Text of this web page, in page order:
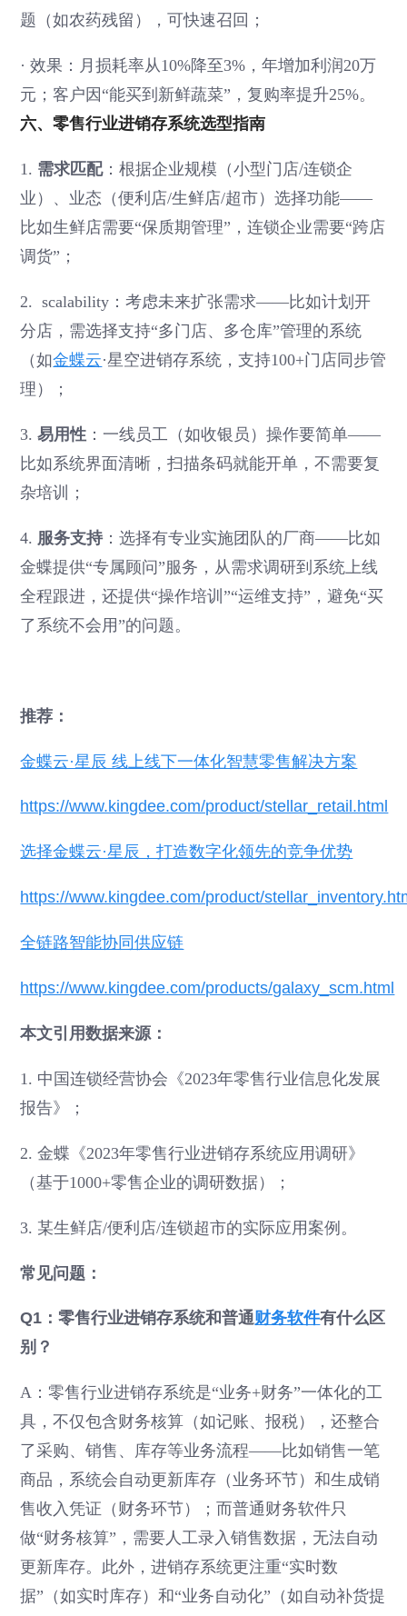
题（如农药残留），可快速召回；
·效果：月损耗率从10%降至3%，年增加利润20万
元；客户因“能买到新鲜蔬菜”，复购率提升25%。
六、零售行业进销存系统选型指南
1. 需求匹配：根据企业规模（小型门店/连锁企
业）、业态（便利店/生鲜店/超市）选择功能——
比如生鲜店需要“保质期管理”，连锁企业需要“跨店
调货”；
2. scalability：考虑未来扩张需求——比如计划开
分店，需选择支持“多门店、多仓库”管理的系统
（如金蝶云·星空进销存系统，支持100+门店同步管
理）；
3.易用性 ：一线员工（如收银员）操作要简单——
比如系统界面清晰，扫描条码就能开单，不需要复
杂培训；
4. 服务支持：选择有专业实施团队的厂商——比如
金蝶提供“专属顾问”服务，从需求调研到系统上线
全程跟进，还提供“操作培训”“运维支持”，避免“买
了系统不会用”的问题。
推荐：
金蝶云·星辰 线上线下一体化智慧零售解决方案
https://www.kingdee.com/product/stellar_retail.html
选择金蝶云·星辰，打造数字化领先的竞争优势
https://www.kingdee.com/product/
全链路智能协同供应链
https://www.kingdee.com/products/galaxy_scm.html
本文引用数据来源：
1. 中国连锁经营协会《2023年零售行业信息化发展
报告》；
2. 金蝶《2023年零售行业进销存系统应用调研》
（基于1000+零售企业的调研数据）；
3. 某生鲜店/便利店/连锁超市的实际应用案例。
常见问题：
Q1：零售行业进销存系统和普通财务软件有什么区
别？
A：零售行业进销存系统是“业务+财务”一体化的工
具，不仅包含财务核算（如记账、报税），还整合
了采购、销售、库存等业务流程——比如销售一笔
商品，系统会自动更新库存（业务环节）和生成销
售收入凭证（财务环节）；而普通财务软件只
做“财务核算”，需要人工录入销售数据，无法自动
更新库存。此外，进销存系统更注重“实时数
据”（如实时库存）和“业务自动化”（如自动补货提